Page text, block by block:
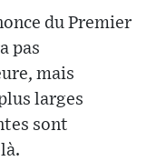
du Premier
pas
mais
larges
sont